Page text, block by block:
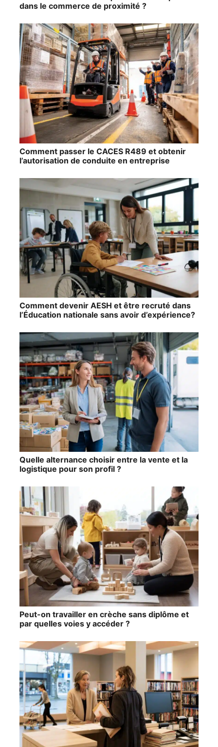
dans le commerce de proximité ?
Comment passer le CACES R489 et obtenir
l’autorisation de conduite en entreprise
Comment devenir AESH et être recruté dans
l’Éducation nationale sans avoir d’expérience?
Quelle alternance choisir entre la vente et la
logistique pour son profil ?
Peut-on travailler en crèche sans diplôme et
par quelles voies y accéder ?